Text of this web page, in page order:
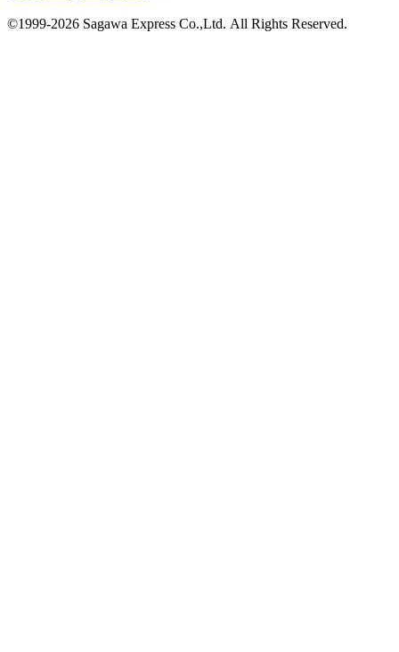
©1999-2026 Sagawa Express Co.,Ltd. All Rights Reserved.